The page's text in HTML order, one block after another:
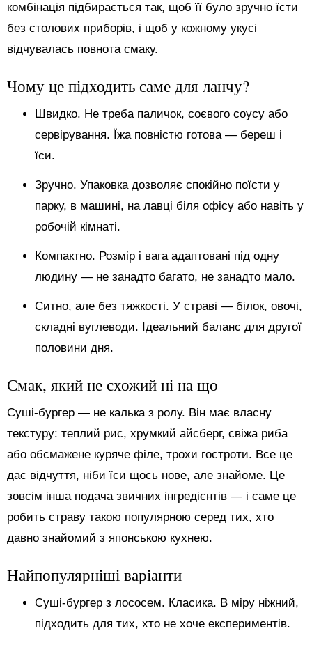
комбінація підбирається так, щоб її було зручно їсти
без столових приборів, і щоб у кожному укусі
відчувалась повнота смаку.
Чому це підходить саме для ланчу?
Швидко. Не треба паличок, соєвого соусу або
сервірування. Їжа повністю готова — береш і
їси.
Зручно. Упаковка дозволяє спокійно поїсти у
парку, в машині, на лавці біля офісу або навіть у
робочій кімнаті.
Компактно. Розмір і вага адаптовані під одну
людину — не занадто багато, не занадто мало.
Ситно, але без тяжкості. У страві — білок, овочі,
складні вуглеводи. Ідеальний баланс для другої
половини дня.
Смак, який не схожий ні на що
Суші-бургер — не калька з ролу. Він має власну
текстуру: теплий рис, хрумкий айсберг, свіжа риба
або обсмажене куряче філе, трохи гостроти. Все це
дає відчуття, ніби їси щось нове, але знайоме. Це
зовсім інша подача звичних інгредієнтів — і саме це
робить страву такою популярною серед тих, хто
давно знайомий з японською кухнею.
Найпопулярніші варіанти
Суші-бургер з лососем. Класика. В міру ніжний,
підходить для тих, хто не хоче експериментів.